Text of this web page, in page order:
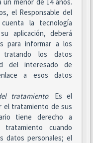
el Responsable del
la tecnología
aplicación, deberá
para informar a los
tratando los datos
del interesado de
a esos datos
tratamiento: Es el
el tratamiento de sus
tiene derecho a
cuando
datos personales; el